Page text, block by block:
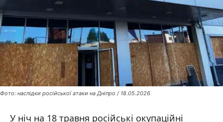
Фото: наслідки російської атаки на Дніпро / 18.05.2026
У ніч на 18 травня російські окупаційні